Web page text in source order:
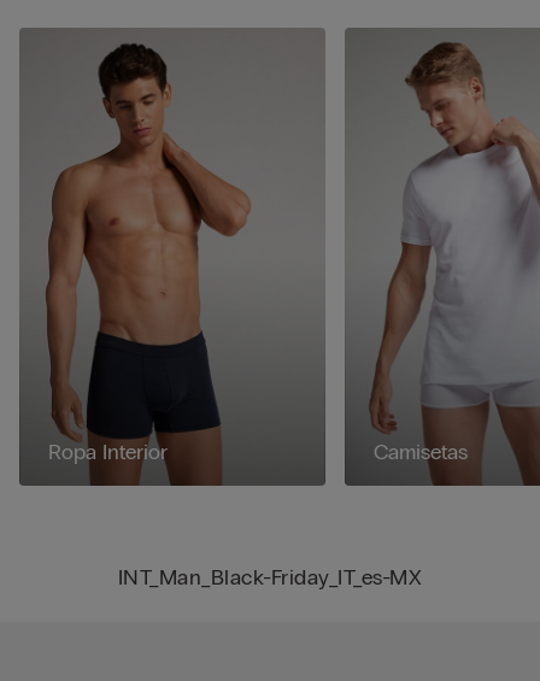
INT_Man_Black-Friday_IT_es-MX
Ropa Interior Camisetas